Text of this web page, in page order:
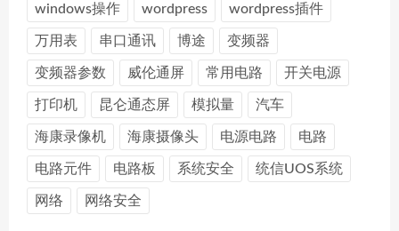
windows操作 wordpress wordpress插件
万用表 串口通讯 博途 变频器
变频器参数 威伦通屏 常用电路 开关电源
打印机 昆仑通态屏 模拟量 汽车
海康录像机 海康摄像头 电源电路 电路
电路元件 电路板 系统安全 统信UOS系统
网络 网络安全